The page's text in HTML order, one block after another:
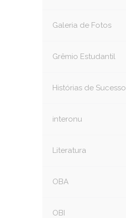
Galeria de Fotos
Grêmio Estudantil
Histórias de Sucesso
interonu
Literatura
OBA
OBI